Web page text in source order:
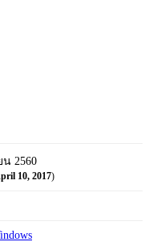
2560
10, 2017)